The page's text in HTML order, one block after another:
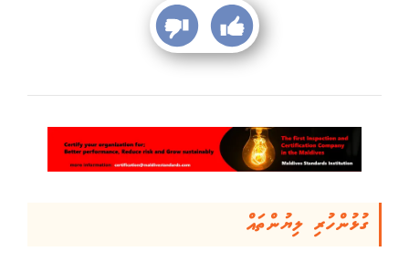
ގުޅުންހުރި ލިޔުންތައް